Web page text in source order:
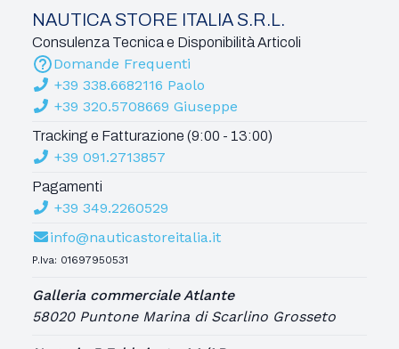
NAUTICA STORE ITALIA S.R.L.
Consulenza Tecnica e Disponibilità Articoli
Domande Frequenti
+39 338.6682116 Paolo
+39 320.5708669 Giuseppe
Tracking e Fatturazione (9:00 - 13:00)
+39 091.2713857
Pagamenti
+39 349.2260529
info@nauticastoreitalia.it
P.Iva: 01697950531
Galleria commerciale Atlante
58020 Puntone Marina di Scarlino Grosseto